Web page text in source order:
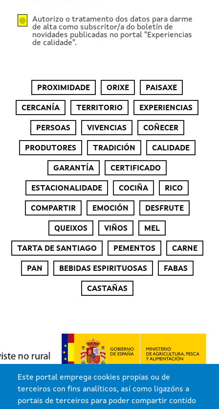
Este portal emprega cookies propias ou de
terceiros con fins analíticos, así como ligazóns a
portais de terceiros para poder compartir contido
Autorizo o tratamento dos datos para darme
de alta como subscritor/a do boletín de
novidades publicadas no portal "Experiencias
de calidade".
PROXIMIDADE ORIXE PAISAXE
CERCANÍA TERRITORIO EXPERIENCIAS
PERSOAS VIVENCIAS COÑECER
PRODUTORES TRADICIÓN CALIDADE
GARANTÍA CERTIFICADO
ESTACIONALIDADE COCIÑA RICO
COMPARTIR EMOCIÓN DESFRUTE
QUEIXOS VIÑOS MEL
TARTA DE SANTIAGO PEMENTOS CARNE
PAN BEBIDAS ESPIRITUOSAS FABAS
CASTAÑAS